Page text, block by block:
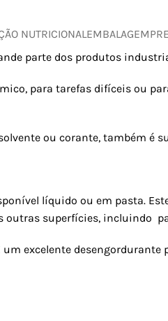
NUTRICIONAL EMBALAGEM
parte dos produtos
para tarefas difíceis ou
ou corante, também é
líquido ou em pasta.
superfícies, incluindo
excelente